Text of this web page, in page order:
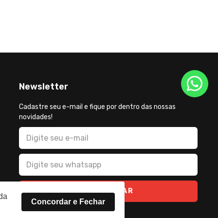
Newsletter
Cadastre seu e-mail e fique por dentro das nossas
novidades!
CADASTRAR
Concordar e Fechar